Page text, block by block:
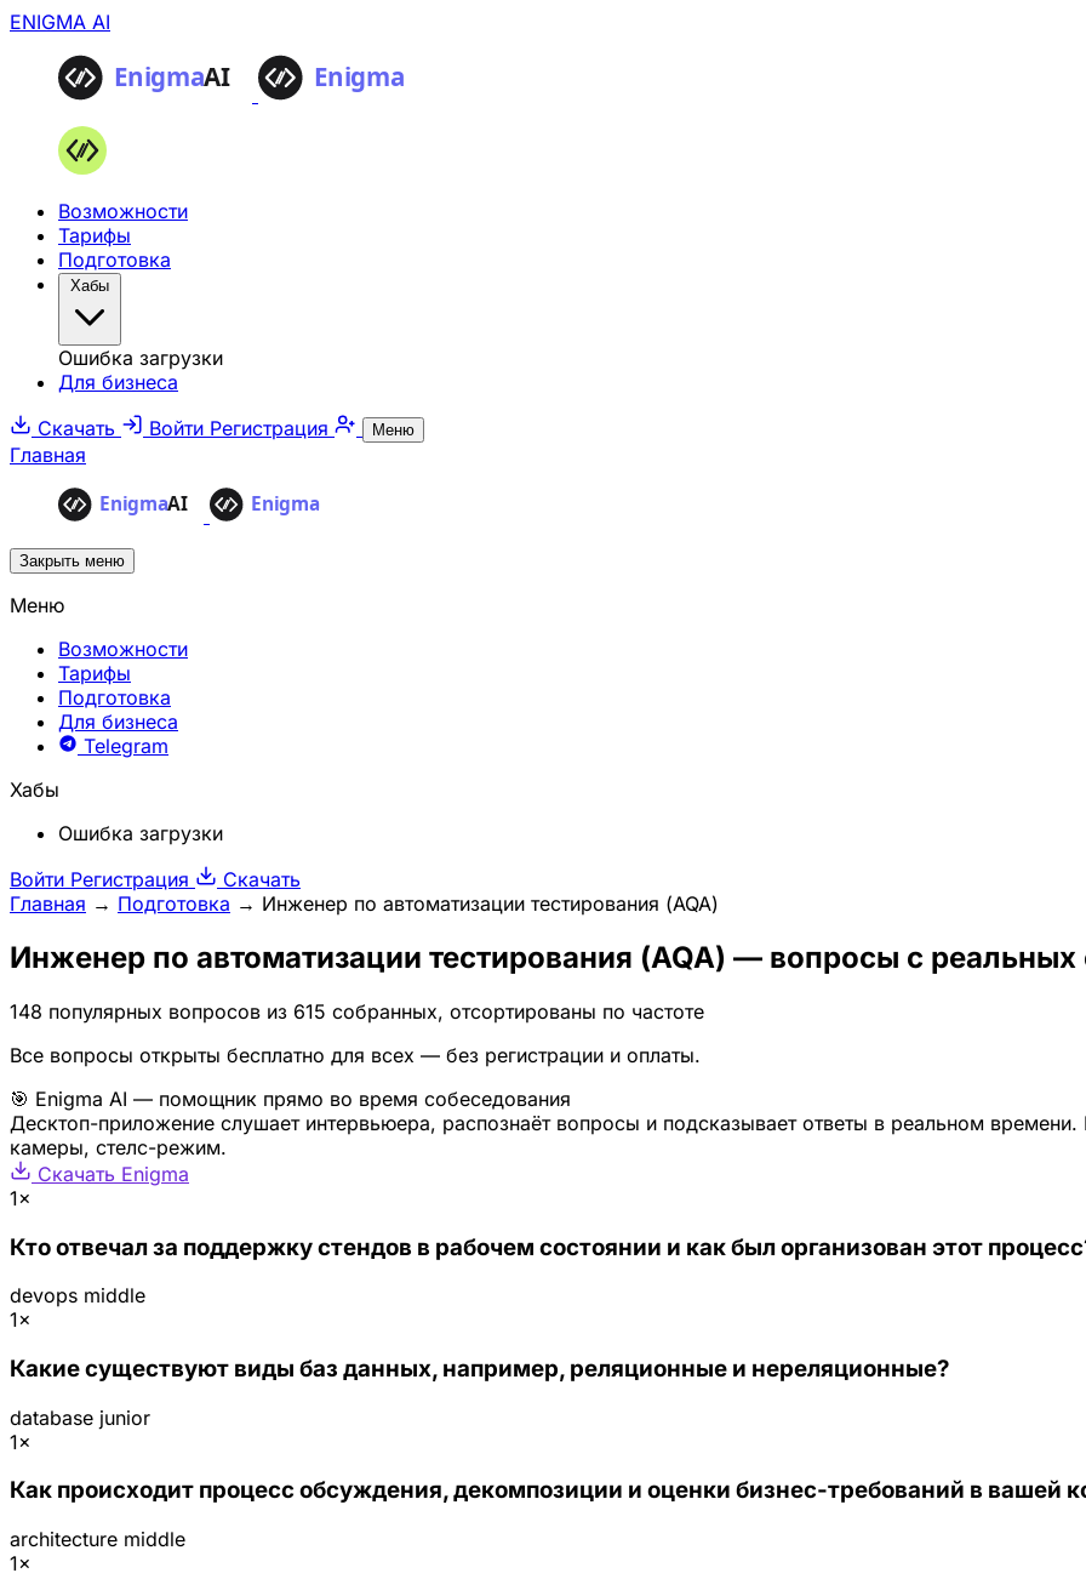
ENIGMA AI
Возможности
Тарифы
Подготовка
Хабы
Ошибка загрузки
Для бизнеса
Скачать
Войти Регистрация Меню
Главная
Закрыть меню
Меню
Возможности
Тарифы
Подготовка
Для бизнеса
Telegram
Хабы
Ошибка загрузки
Войти Регистрация
Скачать
Главная → Подготовка → Инженер по автоматизации тестирования (AQA)
Инженер по автоматизации тестирования (AQA) — вопросы с реальных
148 популярных вопросов из 615 собранных, отсортированы по частоте
Все вопросы открыты бесплатно для всех — без регистрации и оплаты.
🎯 Enigma AI — помощник прямо во время собеседования
Десктоп-приложение слушает интервьюера, распознаёт вопросы и подсказывает ответы в реальном
камеры, стелс-режим.
Скачать Enigma
1×
Кто отвечал за поддержку стендов в рабочем состоянии и как был организован этот
devops middle
1×
Какие существуют виды баз данных, например, реляционные и нереляционные?
database junior
1×
Как происходит процесс обсуждения, декомпозиции и оценки бизнес-требований в вашей
architecture middle
1×